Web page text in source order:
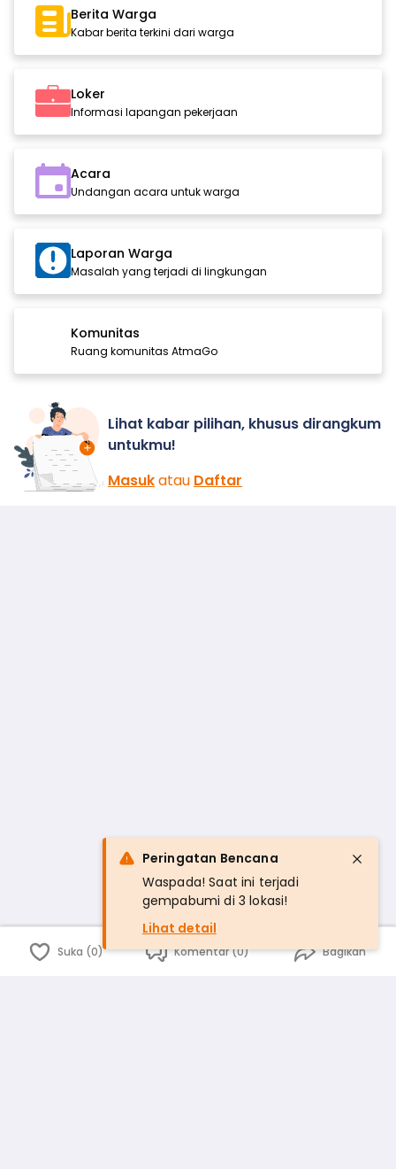
Berita Warga
Kabar berita terkini dari warga
Loker
Informasi lapangan pekerjaan
Acara
Undangan acara untuk warga
Laporan Warga
Masalah yang terjadi di lingkungan
Komunitas
Ruang komunitas AtmaGo
Lihat kabar pilihan, khusus dirangkum
untukmu!
Masukatau Daftar
Suka (0) Komentar (0) Bagikan
Peringatan Bencana
Waspada! Saat ini terjadi
gempabumi di 3 lokasi!
Lihat detail